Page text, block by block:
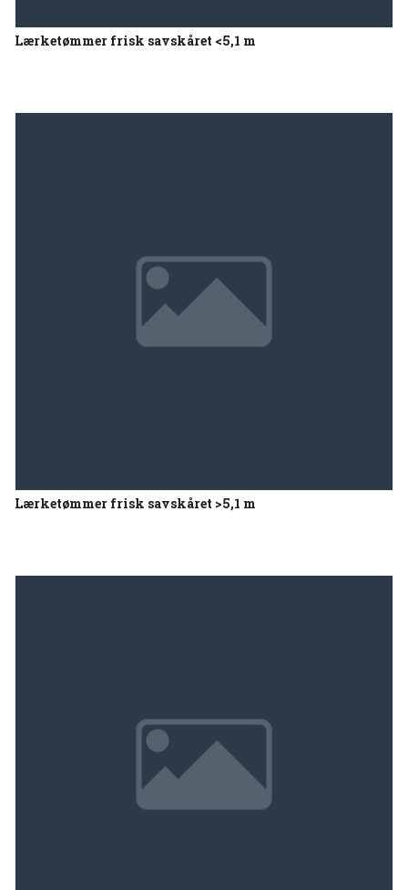
Lærketømmer frisk savskåret <5,1 m
Lærketømmer frisk savskåret >5,1 m